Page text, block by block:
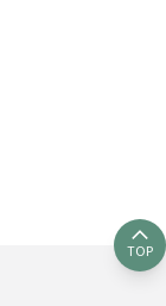
TOP